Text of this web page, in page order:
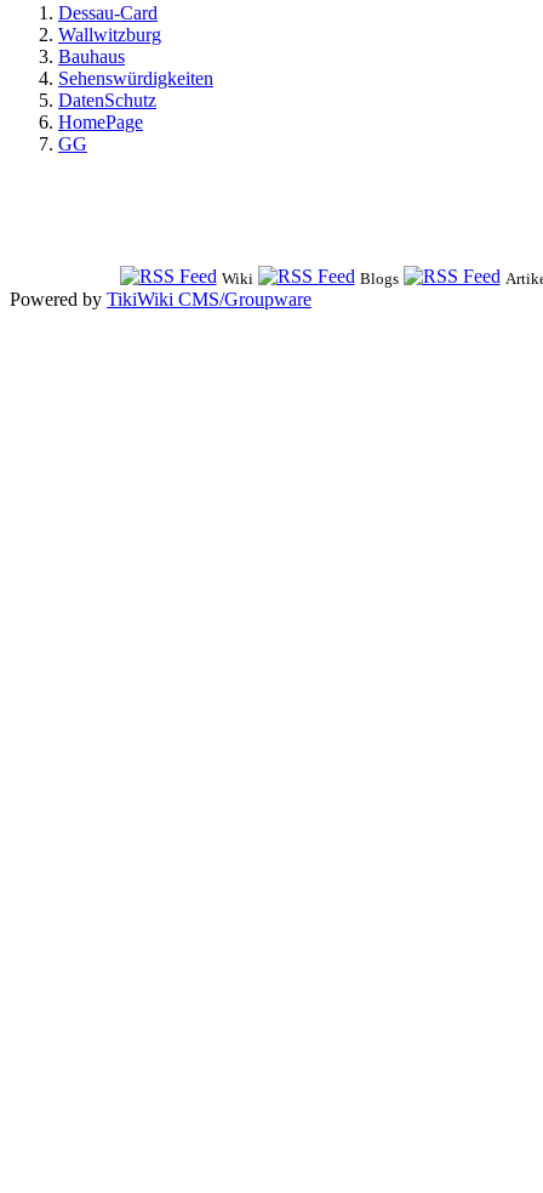
Dessau-Card
Wallwitzburg
Bauhaus
Sehenswürdigkeiten
DatenSchutz
HomePage
GG
Wiki Blogs
Powered by TikiWiki CMS/Groupware